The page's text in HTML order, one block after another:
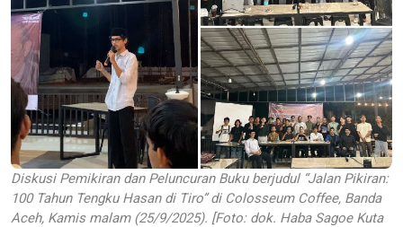
Diskusi Pemikiran dan Peluncuran Buku berjudul “Jalan Pikiran:
100 Tahun Tengku Hasan di Tiro” di Colosseum Coffee, Banda
Aceh, Kamis malam (25/9/2025). [Foto: dok. Haba Sagoe Kuta